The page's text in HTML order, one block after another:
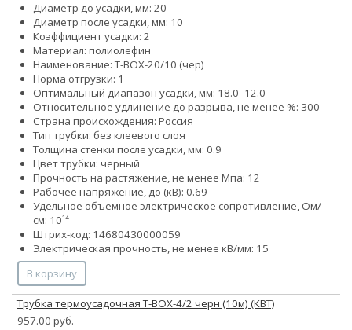
Диаметр до усадки, мм: 20
Диаметр после усадки, мм: 10
Коэффициент усадки: 2
Материал: полиолефин
Наименование: Т-BOX-20/10 (чер)
Норма отгрузки: 1
Оптимальный диапазон усадки, мм: 18.0–12.0
Относительное удлинение до разрыва, не менее %: 300
Страна происхождения: Россия
Тип трубки: без клеевого слоя
Толщина стенки после усадки, мм: 0.9
Цвет трубки: черный
Прочность на растяжение, не менее Мпа: 12
Рабочее напряжение, до (кВ): 0.69
Удельное объемное электрическое сопротивление, Ом/
см: 10¹⁴
Штрих-код: 14680430000059
Электрическая прочность, не менее кВ/мм: 15
В корзину
Трубка термоусадочная Т-BOX-4/2 черн (10м) (КВТ)
957.00 руб.